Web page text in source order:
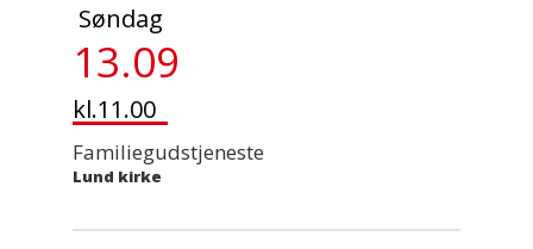
Søndag
13.09
kl.11.00
Familiegudstjeneste
Lund kirke